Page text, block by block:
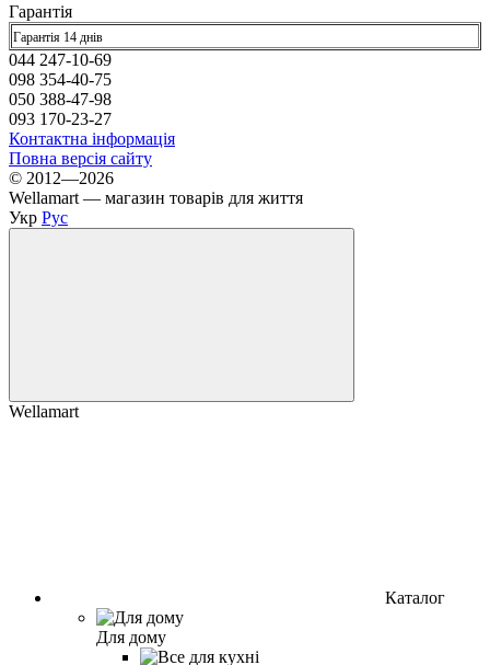
Гарантія
Гарантія 14 днів
044 247-10-69
098 354-40-75
050 388-47-98
093 170-23-27
Контактна інформація
Повна версія сайту
© 2012—2026
Wellamart — магазин товарів для життя
Укр Рус
Wellamart
Каталог
Для дому